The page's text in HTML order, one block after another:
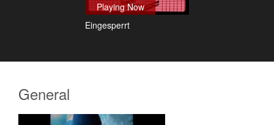
Playing Now
Eingesperrt
General